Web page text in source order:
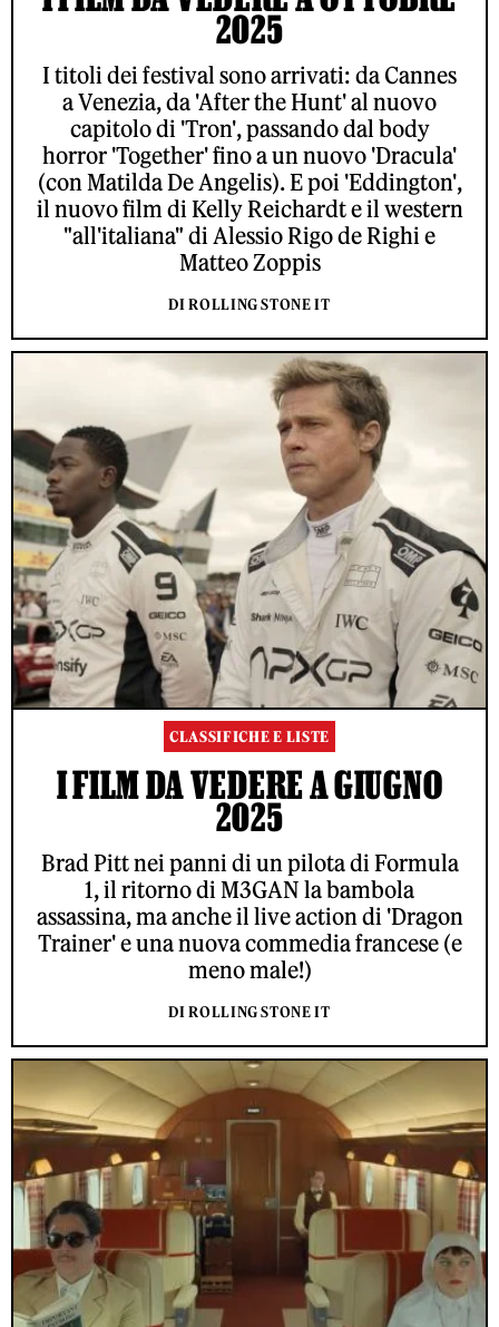
2025
I titoli dei festival sono arrivati: da Cannes
a Venezia, da 'After the Hunt' al nuovo
capitolo di 'Tron', passando dal body
horror 'Together' fino a un nuovo 'Dracula'
(con Matilda De Angelis). E poi 'Eddington',
il nuovo film di Kelly Reichardt e il western
"all'italiana" di Alessio Rigo de Righi e
Matteo Zoppis
DI ROLLING STONE IT
CLASSIFICHE E LISTE
I FILM DA VEDERE A GIUGNO
2025
Brad Pitt nei panni di un pilota di Formula
1, il ritorno di M3GAN la bambola
assassina, ma anche il live action di 'Dragon
Trainer' e una nuova commedia francese (e
meno male!)
DI ROLLING STONE IT